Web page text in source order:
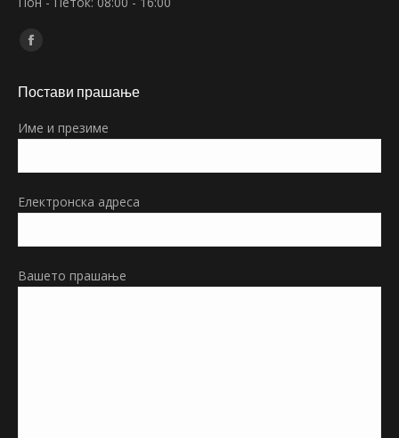
Find us on:
Facebook
opens
new
Постави прашање
Име и презиме
Електронска адреса
Вашето прашање